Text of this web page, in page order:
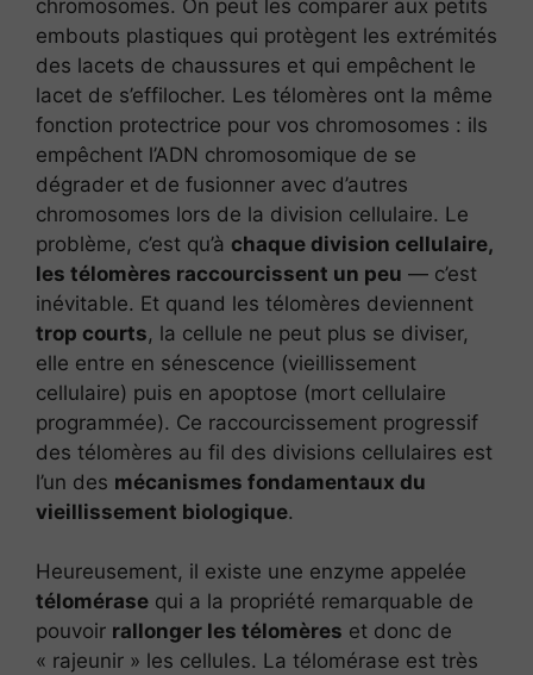
chromosomes. On peut les comparer aux petits
embouts plastiques qui protègent les extrémités
des lacets de chaussures et qui empêchent le
lacet de s’effilocher. Les télomères ont la même
fonction protectrice pour vos chromosomes : ils
empêchent l’ADN chromosomique de se
dégrader et de fusionner avec d’autres
chromosomes lors de la division cellulaire. Le
problème, c’est qu’à chaque division cellulaire,
les télomères raccourcissent un peu — c’est
inévitable. Et quand les télomères deviennent
trop courts, la cellule ne peut plus se diviser,
elle entre en sénescence (vieillissement
cellulaire) puis en apoptose (mort cellulaire
programmée). Ce raccourcissement progressif
des télomères au fil des divisions cellulaires est
l’un des mécanismes fondamentaux du
vieillissement biologique.
Heureusement, il existe une enzyme appelée
télomérase qui a la propriété remarquable de
pouvoir rallonger les télomères et donc de
« rajeunir » les cellules. La télomérase est très